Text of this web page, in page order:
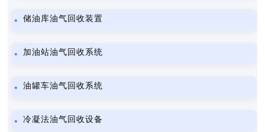
储油库油气回收装置
加油站油气回收系统
油罐车油气回收系统
冷凝法油气回收设备